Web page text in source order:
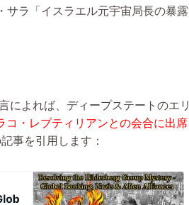
サラ「イスラエル元宇宙局長の暴露
によれば、ディープステートのエリ
コ・レプティリアンとの会合に出席
事を引用します：